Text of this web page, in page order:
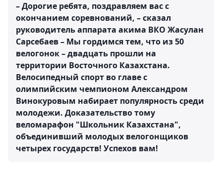
– Дорогие ребята, поздравляем вас с
окончанием соревнований, – сказал
руководитель аппарата акима ВКО Жасулан
Сарсебаев – Мы гордимся тем, что из 50
велогонок – двадцать прошли на
территории Восточного Казахстана.
Велосипедный спорт во главе с
олимпийским чемпионом Александром
Винокуровым набирает популярность среди
молодежи. Доказательство тому
веломарафон "Школьник Казахстана",
объединивший молодых велогонщиков
четырех государств! Успехов вам!